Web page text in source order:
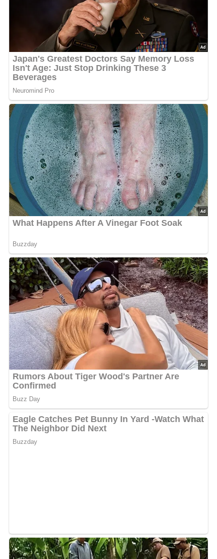
Ingwer zu Sellerie-Mischung geben. Mit dem restlichen
Wasser ablöschen. Zehn bis 15 Minuten köcheln. Mit
Salz, Pfeffer, Kumin und Chiliflocken abschmecken. Vor
dem Servieren die Detox-Suppe fein pürieren.
Deine Rezept-Bewertung!?
5/5(1 Bewertung)